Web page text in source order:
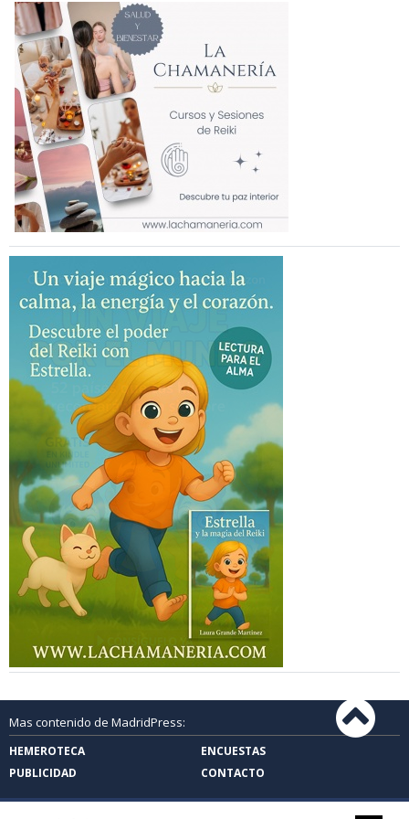
Mas contenido de MadridPress:
HEMEROTECA
ENCUESTAS
PUBLICIDAD
CONTACTO